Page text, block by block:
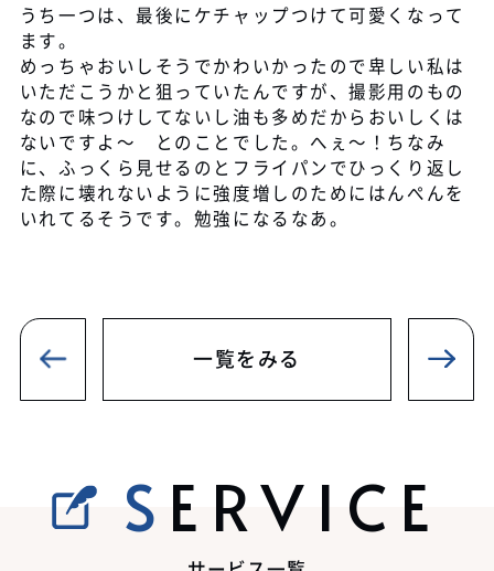
うち一つは、最後にケチャップつけて可愛くなって
ます。
めっちゃおいしそうでかわいかったので卑しい私は
いただこうかと狙っていたんですが、撮影用のもの
なので味つけしてないし油も多めだからおいしくは
ないですよ～ とのことでした。へぇ～！ちなみ
に、ふっくら見せるのとフライパンでひっくり返し
た際に壊れないように強度増しのためにはんぺんを
いれてるそうです。勉強になるなあ。
一覧をみる
SERVICE